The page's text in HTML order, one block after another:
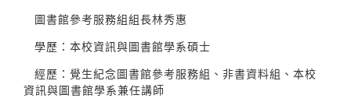
圖書館參考服務組組長林秀惠
學歷：本校資訊與圖書館學系碩士
經歷：覺生紀念圖書館參考服務組、非書資料組、本校
資訊與圖書館學系兼任講師